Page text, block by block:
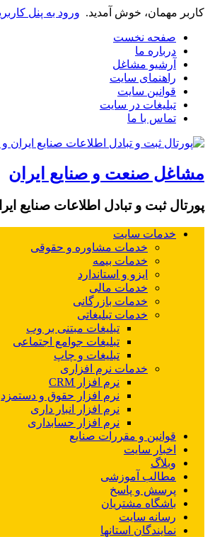
کاربر مهمان، خوش آمدید. ورود به پنل
صفحه نخست
درباره ما
آرشیو مشاغل
راهنمای سایت
قوانین سایت
تبلیغات در سایت
تماس با ما
مشاغل صنعت و صنایع ایران
پورتال ثبت و تبادل اطلاعات صنایع
خدمات سایت
خدمات مشاوره و حقوقی
خدمات بیمه
ایزو و استاندارد
خدمات مالی
خدمات بازرگانی
خدمات تبلیغاتی
تبلیغات مبتنی بر وب
تبلیغات جوامع اجتماعی
تبلیغات و چاپ
خدمات نرم افزاری
نرم افزار CRM
نرم افزار حقوق و دستمزد
نرم افزار انبار داری
نرم افزار حسابداری
قوانین و مقررات صنایع
اخبار سایت
وبلاگ
مطالب آموزشی
پرسش و پاسخ
باشگاه مشتریان
رسانه سایت
نمایندگان استانها